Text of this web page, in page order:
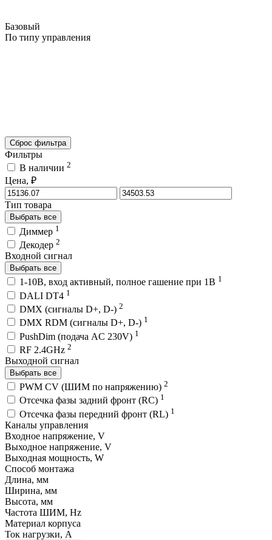
Базовый
По типу управления
Сброс фильтра
Фильтры
В наличии 2
Цена, ₽
Тип товара
Выбрать все
Диммер 1
Декодер 2
Входной сигнал
Выбрать все
1-10В, вход активный, полное гашение при 1В 1
DALI DT4 1
DMX (сигналы D+, D-) 2
DMX RDM (сигналы D+, D-) 1
PushDim (подача AC 230V) 1
RF 2.4GHz 2
Выходной сигнал
Выбрать все
PWM СV (ШИМ по напряжению) 2
Отсечка фазы задний фронт (RC) 1
Отсечка фазы передний фронт (RL) 1
Каналы управления
Входное напряжение, V
Выходное напряжение, V
Выходная мощность, W
Способ монтажа
Длина, мм
Ширина, мм
Высота, мм
Частота ШИМ, Hz
Материал корпуса
Ток нагрузки, A